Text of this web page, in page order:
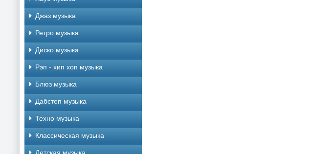
Джаз музыка
Ретро музыка
Диско музыка
Рэп - хип хоп музыка
Блюз музыка
Дабстеп музыка
Техно музыка
Классическая музыка